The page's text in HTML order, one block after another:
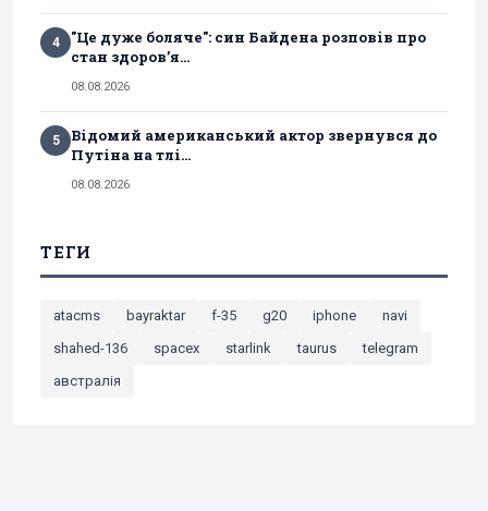
4
"Це дуже боляче": син Байдена розповів про
стан здоров’я...
08.08.2026
5
Відомий американський актор звернувся до
Путіна на тлі...
08.08.2026
ТЕГИ
atacms bayraktar f-35 g20 iphone
navi
shahed-136
spacex starlink taurus
telegram
австралія